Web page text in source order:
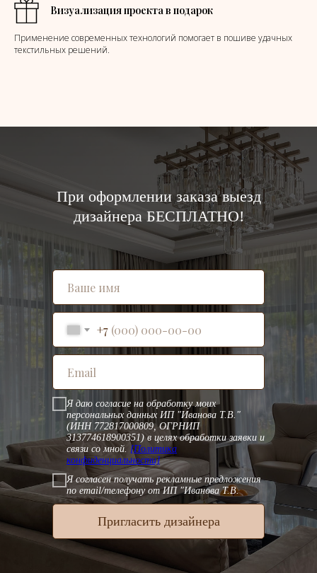
Визуализация проекта в подарок
Применение современных технологий помогает в пошиве удачных
текстильных решений.
+7
Я даю согласие на обработку моих
персональных данных ИП "Иванова Т.В."
(ИНН 772817000809, ОГРНИП
313774618900351) в целях обработки заявки и
связи со мной. [Политика
конфиденциальности]
Я согласен получать рекламные предложения
по email/телефону от ИП "Иванова Т.В.
Пригласить дизайнера
При оформлении заказа выезд
дизайнера БЕСПЛАТНО!